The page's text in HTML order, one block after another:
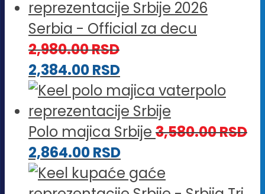
Serbia - Official za decu
2,980.00RSD
2,384.00RSD
Polo majica Srbije 3,580.00RSD
2,864.00RSD